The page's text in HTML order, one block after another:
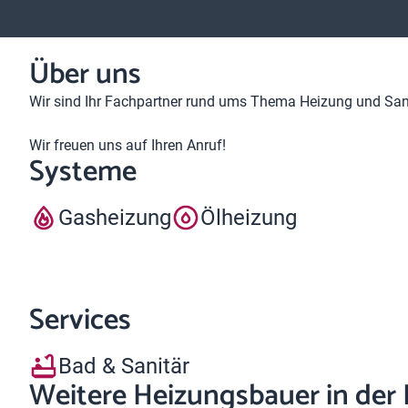
Über uns
Wir sind Ihr Fachpartner rund ums Thema Heizung und
Wir freuen uns auf Ihren Anruf!
Systeme
Gasheizung Ölheizung
Services
Bad & Sanitär
Weitere Heizungsbauer in der